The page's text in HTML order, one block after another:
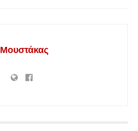
Μουστάκας